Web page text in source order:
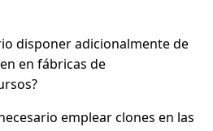
disponer adicionalmente de
en fábricas de
emplear clones en las